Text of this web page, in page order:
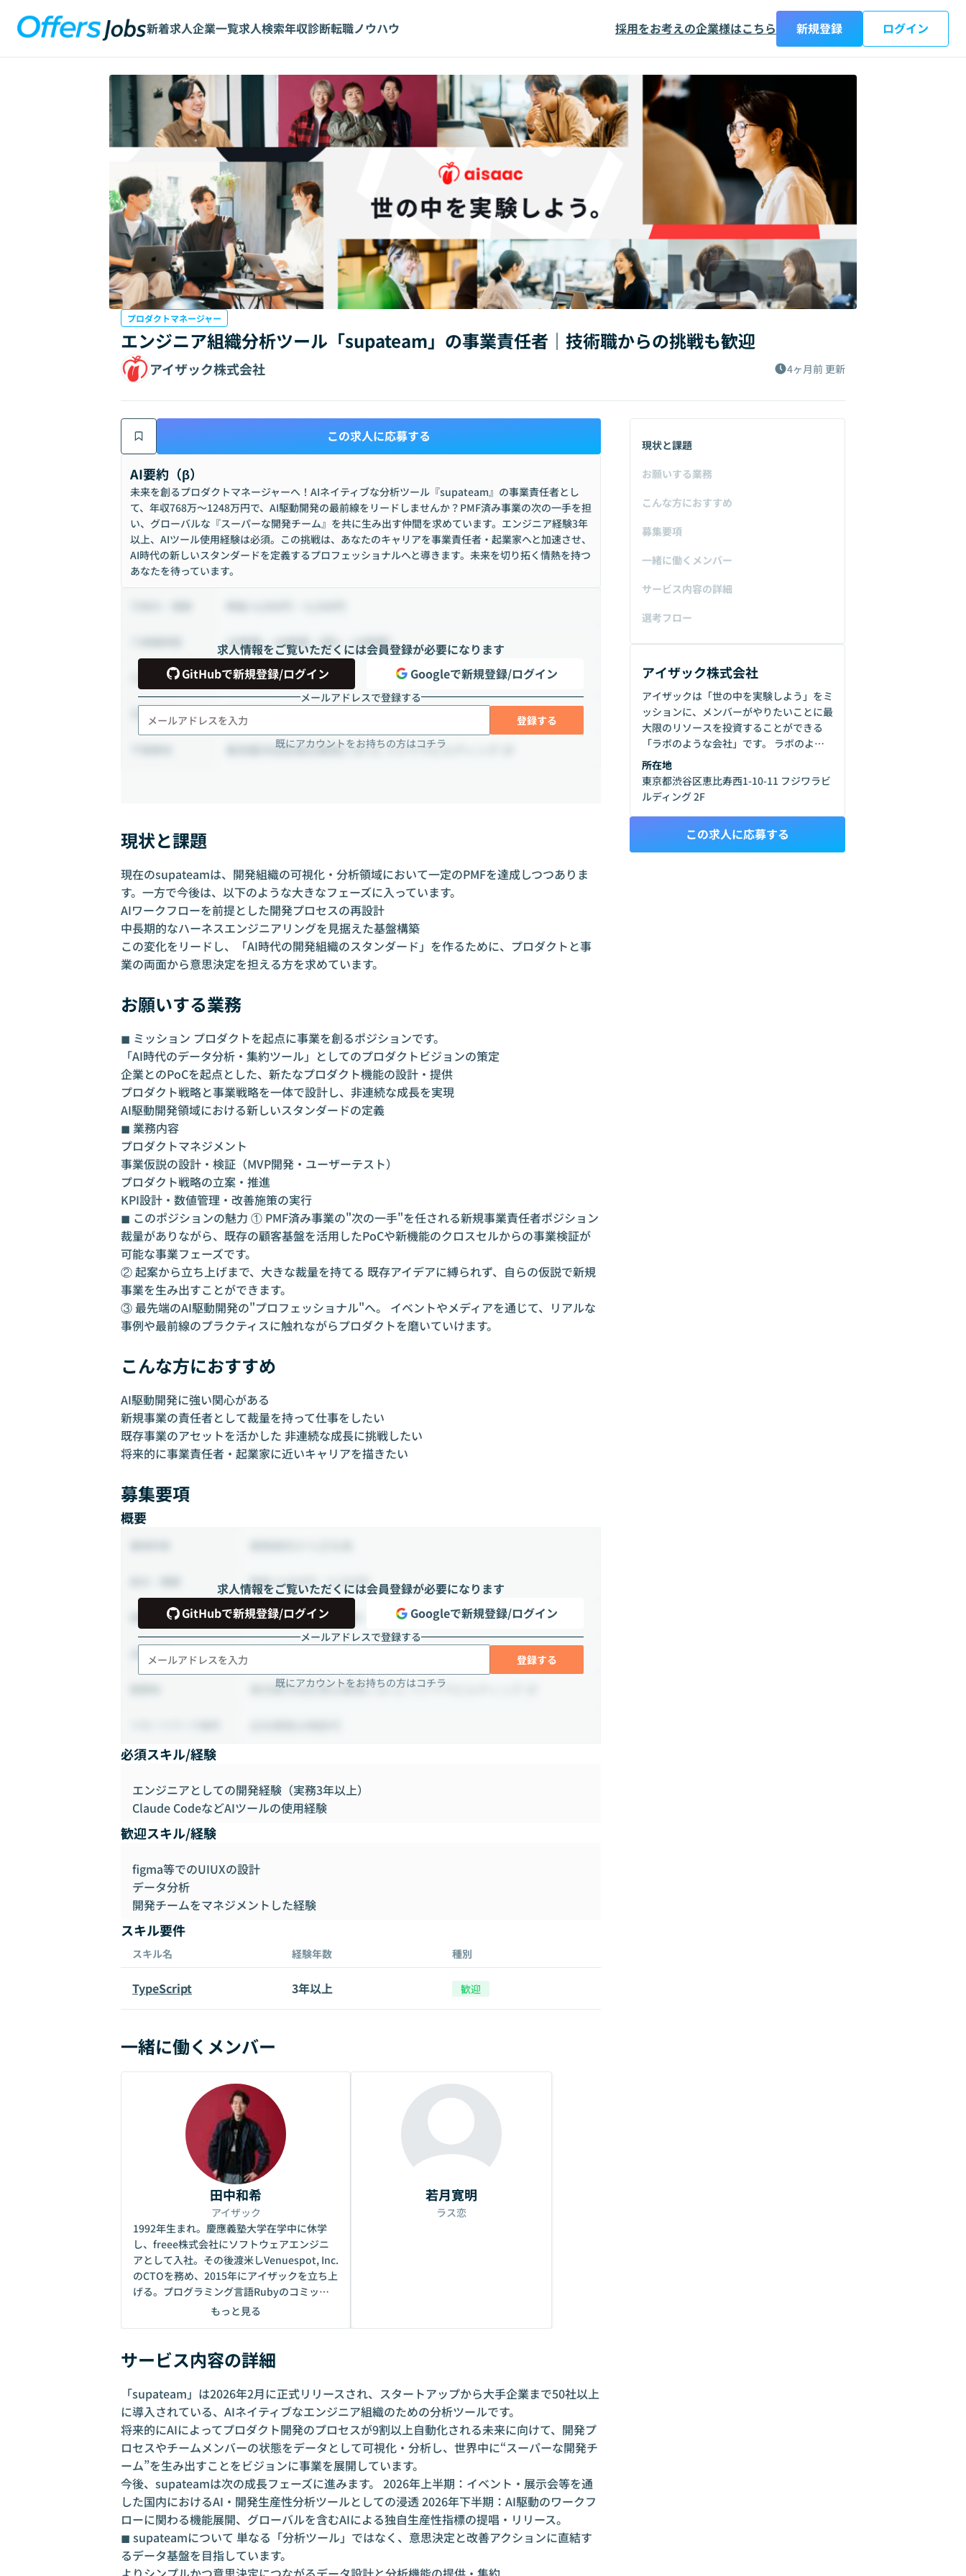
新着求人企業一覧求人検索年収診断転職ノウハウ 採用をお考えの企業様はこちら 新規登録 ログイン
プロダクトマネージャー
エンジニア組織分析ツール「supateam」の事業責任者｜技術職からの挑戦も歓迎
アイザック株式会社 4ヶ月前 更新
この求人に応募する
AI要約（β）
未来を創るプロダクトマネージャーへ！AIネイティブな分析ツール『supateam』の事業責任者とし
て、年収768万〜1248万円で、AI駆動開発の最前線をリードしませんか？PMF済み事業の次の一手を担
い、グローバルな『スーパーな開発チーム』を共に生み出す仲間を求めています。エンジニア経験3年
以上、AIツール使用経験は必須。この挑戦は、あなたのキャリアを事業責任者・起業家へと加速させ、
AI時代の新しいスタンダードを定義するプロフェッショナルへと導きます。未来を切り拓く情熱を持つ
あなたを待っています。
求人情報をご覧いただくには会員登録が必要になります
GitHubで新規登録/ログイン
Googleで新規登録/ログイン
メールアドレスで登録する
登録する
既にアカウントをお持ちの方はコチラ
20時間 ~ 40時間（週5 ~ 10時間）
雇用形態 業務委託から正社員
出社頻度 週1日出社
東京都渋谷区恵比寿西1-10-11 フジワラビルディング 2F
現状と課題
現在のsupateamは、開発組織の可視化・分析領域において一定のPMFを達成しつつありま
す。一方で今後は、以下のような大きなフェーズに入っています。
AIワークフローを前提とした開発プロセスの再設計
中長期的なハーネスエンジニアリングを見据えた基盤構築
この変化をリードし、「AI時代の開発組織のスタンダード」を作るために、プロダクトと事
業の両面から意思決定を担える方を求めています。
お願いする業務
◼︎ ミッション プロダクトを起点に事業を創るポジションです。
「AI時代のデータ分析・集約ツール」としてのプロダクトビジョンの策定
企業とのPoCを起点とした、新たなプロダクト機能の設計・提供
プロダクト戦略と事業戦略を一体で設計し、非連続な成長を実現
AI駆動開発領域における新しいスタンダードの定義
◼︎ 業務内容
プロダクトマネジメント
事業仮説の設計・検証（MVP開発・ユーザーテスト）
プロダクト戦略の立案・推進
KPI設計・数値管理・改善施策の実行
◼︎ このポジションの魅力 ① PMF済み事業の"次の一手"を任される新規事業責任者ポジション
裁量がありながら、既存の顧客基盤を活用したPoCや新機能のクロスセルからの事業検証が
可能な事業フェーズです。
② 起案から立ち上げまで、大きな裁量を持てる 既存アイデアに縛られず、自らの仮説で新規
事業を生み出すことができます。
③ 最先端のAI駆動開発の"プロフェッショナル"へ。 イベントやメディアを通じて、リアルな
事例や最前線のプラクティスに触れながらプロダクトを磨いていけます。
こんな方におすすめ
AI駆動開発に強い関心がある
新規事業の責任者として裁量を持って仕事をしたい
既存事業のアセットを活かした 非連続な成長に挑戦したい
将来的に事業責任者・起業家に近いキャリアを描きたい
募集要項
概要
求人情報をご覧いただくには会員登録が必要になります
GitHubで新規登録/ログイン
Googleで新規登録/ログイン
メールアドレスで登録する
登録する
既にアカウントをお持ちの方はコチラ
時給 4,000円 ~ 6,500円
稼働時間 20時間 ~ 40時間（週5 ~ 10時間）
出社頻度
東京都渋谷区恵比寿西1-10-11 フジワラビルディング 2F
必須スキル/経験
エンジニアとしての開発経験（実務3年以上）
Claude CodeなどAIツールの使用経験
歓迎スキル/経験
figma等でのUIUXの設計
データ分析
開発チームをマネジメントした経験
スキル要件
スキル名 経験年数 種別
TypeScript 3年以上 歓迎
一緒に働くメンバー
田中和希
アイザック
1992年生まれ。慶應義塾大学在学中に休学
し、freee株式会社にソフトウェアエンジニ
アとして入社。その後渡米しVenuespot, Inc.
のCTOを務め、2015年にアイザックを立ち上
げる。プログラミング言語Rubyのコミッタ
自身もコードを書いたり横断的なコードレビ
ューやエンジニア組織のマネジメントを行な
もっと見る
若月寛明
ラス恋
サービス内容の詳細
「supateam」は2026年2月に正式リリースされ、スタートアップから大手企業まで50社以上
に導入されている、AIネイティブなエンジニア組織のための分析ツールです。
将来的にAIによってプロダクト開発のプロセスが9割以上自動化される未来に向けて、開発プ
ロセスやチームメンバーの状態をデータとして可視化・分析し、世界中に“スーパーな開発チ
ーム”を生み出すことをビジョンに事業を展開しています。
今後、supateamは次の成長フェーズに進みます。 2026年上半期：イベント・展示会等を通
した国内におけるAI・開発生産性分析ツールとしての浸透 2026年下半期：AI駆動のワークフ
ローに関わる機能展開、グローバルを含むAIによる独自生産性指標の提唱・リリース。
◼︎ supateamについて 単なる「分析ツール」ではなく、意思決定と改善アクションに直結す
るデータ基盤を目指しています。
現状と課題
お願いする業務
こんな方におすすめ
募集要項
一緒に働くメンバー
サービス内容の詳細
選考フロー
アイザック株式会社
アイザックは「世の中を実験しよう」をミ
ッションに、メンバーがやりたいことに最
大限のリソースを投資することができる
「ラボのような会社」です。 ラボのよう
な会社を実現するために外部資本には頼ら
ず、強みである高い技術力を活用し上場企
業の技術サポートなどで組織の基盤を作り
ました。 外部株主がいない自己資本経営
り、内部メンバーへの還元、実験に積極的
なことが強みになっています。また、新規
所在地
東京都渋谷区恵比寿西1-10-11 フジワラビ
ルディング 2F
この求人に応募する